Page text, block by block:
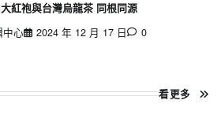
紅袍與台灣烏龍茶 同根同源
中心
2024 年 12 月 17 日 0
看更多